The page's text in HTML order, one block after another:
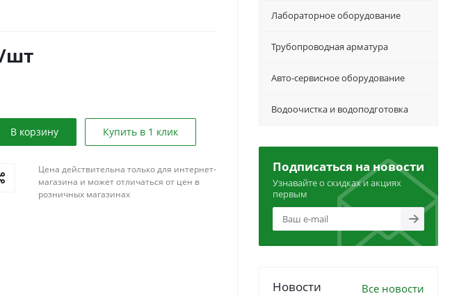
шт
В корзину Купить в 1 клик
Цена действительна только для интернет-
магазина и может отличаться от цен в
розничных магазинах
Лабораторное оборудование
Трубопроводная арматура
Авто-сервисное оборудование
Водоочистка и водоподготовка
Подписаться на новости
Узнавайте о скидках и акциях
первым
Новости Все новости